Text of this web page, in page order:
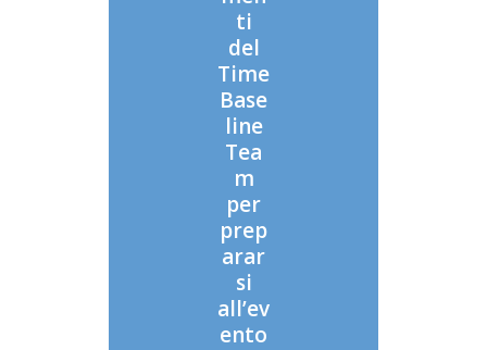
ti
del
Time
Base
line
Tea
m
per
prep
arar
si
all’ev
ento